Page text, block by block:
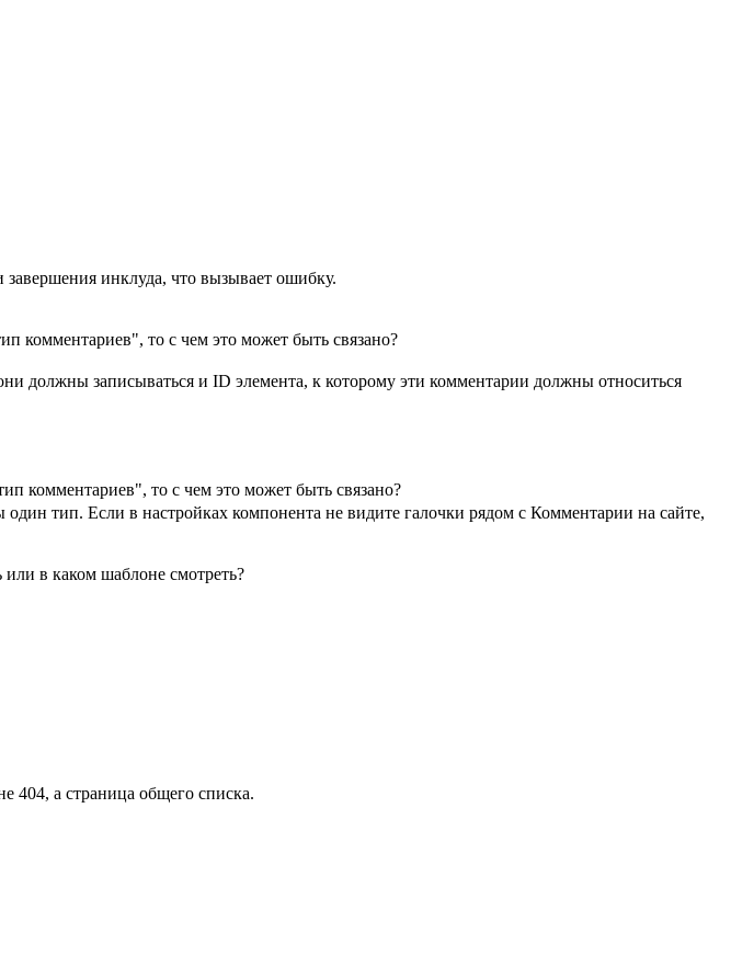
инклуда, что вызывает ошибку.
комментариев", то с чем это может быть связано?
должны записываться и ID элемента, к которому эти комментарии должны относиться
комментариев", то с чем это может быть связано?
тип. Если в настройках компонента не видите галочки рядом с Комментарии на сайте,
в каком шаблоне смотреть?
404, а страница общего списка.